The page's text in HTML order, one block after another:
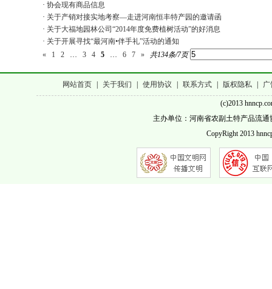
· 协会现有商品信息
· 关于产销对接实地考察—走进河南恒丰特产园的邀请函
· 关于大福地园林公司“2014年度免费植树活动”的好消息
· 关于开展寻找“最河南•伴手礼”活动的通知
«
1 2 … 3 4 5 … 6 7 » 共134条/7页
网站首页 关于我们 使用协议 联系方式 版权隐私 广
(c)2013
主办单位：河南省农副土特产品流通
CopyRight 2013